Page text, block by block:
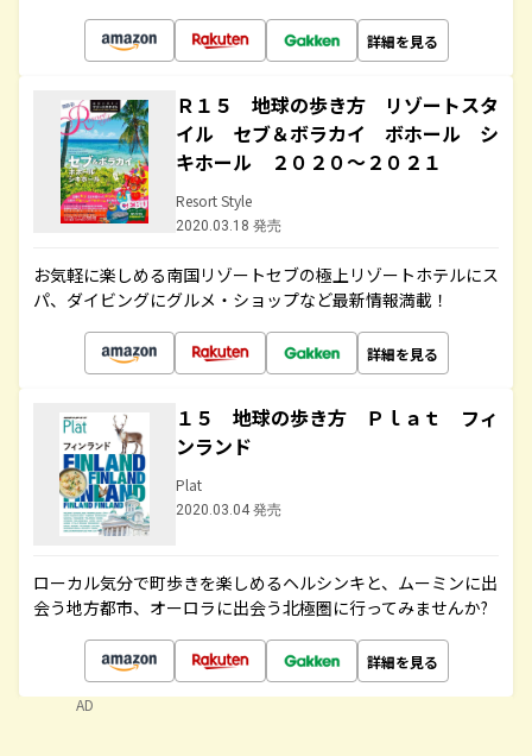
詳細を見る
Ｒ１５ 地球の歩き方 リゾートスタ
イル セブ＆ボラカイ ボホール シ
キホール ２０２０～２０２１
Resort Style
2020.03.18 発売
お気軽に楽しめる南国リゾートセブの極上リゾートホテルにス
パ、ダイビングにグルメ・ショップなど最新情報満載！
詳細を見る
１５ 地球の歩き方 Ｐｌａｔ フィ
ンランド
Plat
2020.03.04 発売
ローカル気分で町歩きを楽しめるヘルシンキと、ムーミンに出
会う地方都市、オーロラに出会う北極圏に行ってみませんか?
詳細を見る
AD